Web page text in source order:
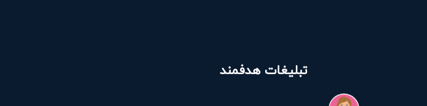
تبلیغات هدفمند